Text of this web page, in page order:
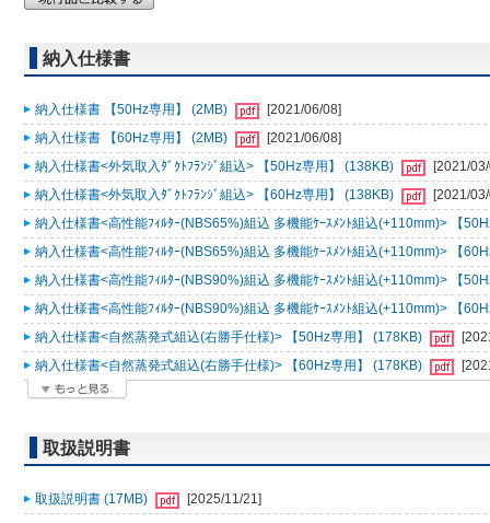
納入仕様書
納入仕様書 【50Hz専用】 (2MB)
[2021/06/08]
納入仕様書 【60Hz専用】 (2MB)
[2021/06/08]
納入仕様書<外気取入ﾀﾞｸﾄﾌﾗﾝｼﾞ組込> 【50Hz専用】 (138KB)
[2021/
納入仕様書<外気取入ﾀﾞｸﾄﾌﾗﾝｼﾞ組込> 【60Hz専用】 (138KB)
[2021/
納入仕様書<高性能ﾌｨﾙﾀｰ(NBS65%)組込 多機能ｹｰｽﾒﾝﾄ組込(+110mm)> 【
納入仕様書<高性能ﾌｨﾙﾀｰ(NBS65%)組込 多機能ｹｰｽﾒﾝﾄ組込(+110mm)> 【
納入仕様書<高性能ﾌｨﾙﾀｰ(NBS90%)組込 多機能ｹｰｽﾒﾝﾄ組込(+110mm)> 【
納入仕様書<高性能ﾌｨﾙﾀｰ(NBS90%)組込 多機能ｹｰｽﾒﾝﾄ組込(+110mm)> 【
納入仕様書<自然蒸発式組込(右勝手仕様)> 【50Hz専用】 (178KB)
納入仕様書<自然蒸発式組込(右勝手仕様)> 【60Hz専用】 (178KB)
取扱説明書
取扱説明書 (17MB) [2025/11/21]